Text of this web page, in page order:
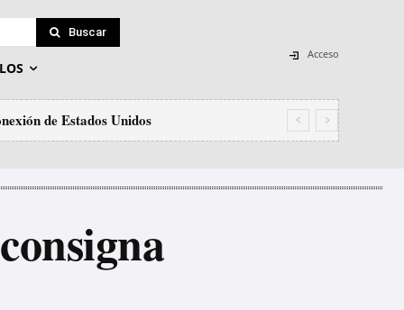
Buscar
Acceso
de Estados Unidos
de Trump a Europa